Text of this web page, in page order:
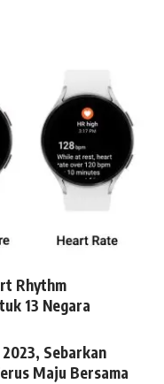
Rhythm
13 Negara
Sebarkan
Maju Bersama